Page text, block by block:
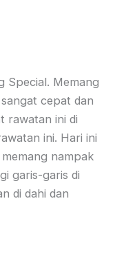
Special. Memang
cepat dan
rawatan ini di
ini. Hari ini
nampak
garis-garis di
di dahi dan